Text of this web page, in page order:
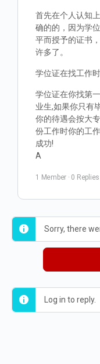
首先在个人认知
确的的，因为学
平而授予的证书
许多了。
学位证在找工作
学位证在你找第
业生,如果你只有
你的待遇会按大
份工作时你的工
成功!
A
1 Member · 0 Replies
Sorry, there
Log in to reply.